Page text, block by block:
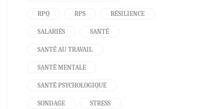
RPQ RPS RÉSILIENCE
SALARIÉS SANTÉ
SANTÉ AU TRAVAIL
SANTÉ MENTALE
SANTÉ PSYCHOLOGIQUE
SONDAGE STRESS